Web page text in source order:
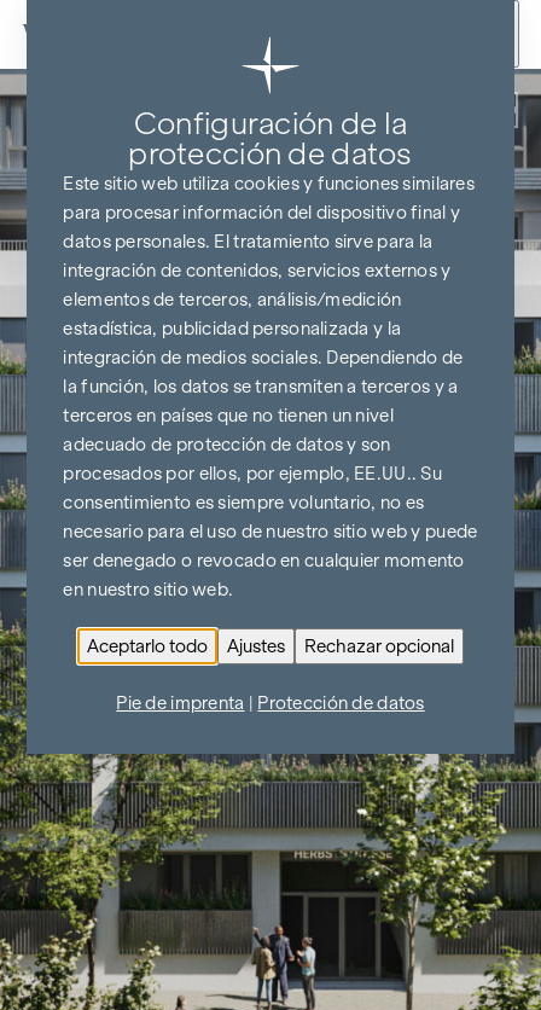
Ir al contenido
Volver
Configuración de la
protección de datos
Este sitio web utiliza cookies y funciones similares
para procesar información del dispositivo final y
datos personales. El tratamiento sirve para la
integración de contenidos, servicios externos y
elementos de terceros, análisis/medición
estadística, publicidad personalizada y la
integración de medios sociales. Dependiendo de
la función, los datos se transmiten a terceros y a
terceros en países que no tienen un nivel
adecuado de protección de datos y son
procesados por ellos, por ejemplo, EE.UU.. Su
consentimiento es siempre voluntario, no es
necesario para el uso de nuestro sitio web y puede
ser denegado o revocado en cualquier momento
en nuestro sitio web.
Aceptarlo todo Ajustes Rechazar opcional
Pie de imprenta Protección de datos